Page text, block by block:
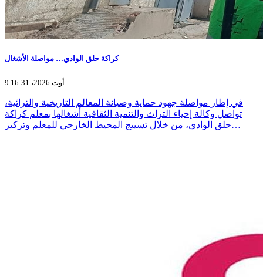
كراكة حلق الوادي… مواصلة الأشغال
9 أوت 2026، 16:31
في إطار مواصلة جهود حماية وصيانة المعالم التاريخية والتراثية،
تواصل وكالة إحياء التراث والتنمية الثقافية أشغالها بمعلم كراكة
حلق الوادي، من خلال تسييج المحيط الخارجي للمعلم وتركيز…